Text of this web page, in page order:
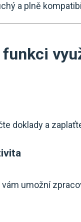
a plně
doklady a
umožní